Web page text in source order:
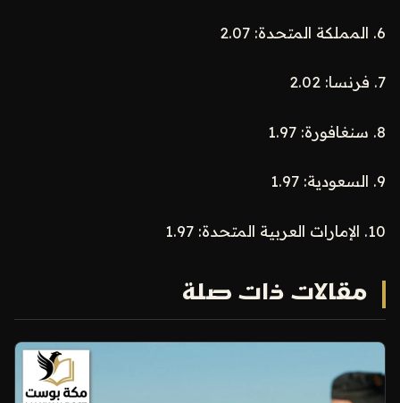
6. المملكة المتحدة: 2.07
7. فرنسا: 2.02
8. سنغافورة: 1.97
9. السعودية: 1.97
10. الإمارات العربية المتحدة: 1.97
مقالات ذات صلة